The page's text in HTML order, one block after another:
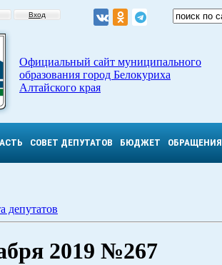
Вход
Официальный сайт муниципального
образования город Белокуриха
Алтайского края
СОВЕТ ДЕПУТАТОВ БЮДЖЕТ ОБРАЩЕНИЯ
2019 №267